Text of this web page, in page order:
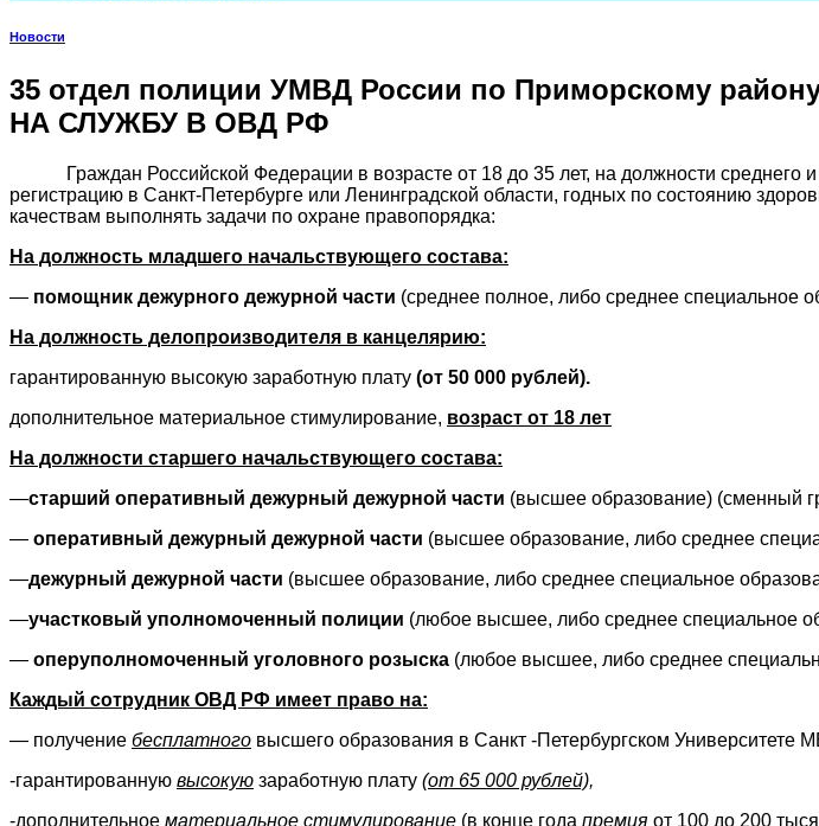
Новости
35 отдел полиции УМВД России по Приморскому
НА СЛУЖБУ В ОВД РФ
Граждан Российской Федерации в возрасте от 18 до 35 лет, на должности среднего и
регистрацию в Санкт-Петербурге или Ленинградской области, годных по состоянию
качествам выполнять задачи по охране правопорядка:
На должность младшего начальствующего состава:
— помощник дежурного дежурной части (среднее полное, либо среднее
На должность делопроизводителя в канцелярию:
гарантированную высокую заработную плату (от 50 000 рублей).
дополнительное материальное стимулирование, возраст от 18 лет
На должности старшего начальствующего состава:
—старший оперативный дежурный дежурной части (высшее образование) (сменный
— оперативный дежурный дежурной части (высшее образование, либо среднее
—дежурный дежурной части (высшее образование, либо среднее специальное
—участковый уполномоченный полиции (любое высшее, либо среднее специальное
— оперуполномоченный уголовного розыска (любое высшее, либо среднее
Каждый сотрудник ОВД РФ имеет право на:
— получение бесплатного высшего образования в Санкт -Петербургском Университете
-гарантированную высокую заработную плату (от 65 000 рублей),
-дополнительное материальное стимулирование (в конце года премия от 100 до 200